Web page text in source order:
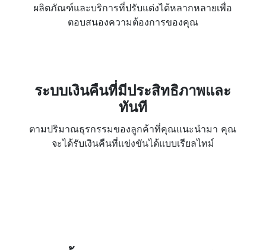
ผลิตภัณฑ์และบริการที่ปรับแต่งได้หลากหลายเพื่อ
ตอบสนองความต้องการของคุณ
ระบบเงินคืนที่มีประสิทธิภาพและ
ทันที
ตามปริมาณธุรกรรมของลูกค้าที่คุณแนะนำมา คุณ
จะได้รับเงินคืนที่แข่งขันได้แบบเรียลไทม์